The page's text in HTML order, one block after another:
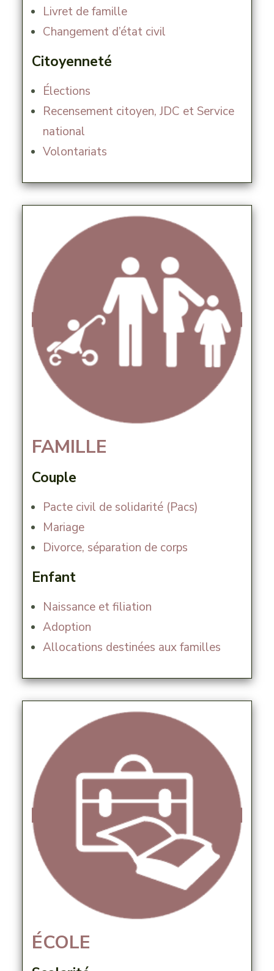
Livret de famille
Changement d’état civil
Citoyenneté
Élections
Recensement citoyen, JDC et Service
national
Volontariats
FAMILLE
Couple
Pacte civil de solidarité (Pacs)
Mariage
Divorce, séparation de corps
Enfant
Naissance et filiation
Adoption
Allocations destinées aux familles
ÉCOLE